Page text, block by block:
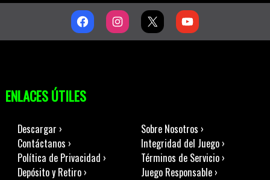
ENLACES ÚTILES
Descargar ›
Sobre Nosotros ›
Contáctanos ›
Integridad del Juego ›
Política de Privacidad ›
Términos de Servicio ›
Depósito y Retiro ›
Juego Responsable ›